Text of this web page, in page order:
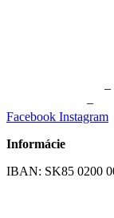
–
–
Facebook Instagram
Informácie
IBAN: SK85 0200